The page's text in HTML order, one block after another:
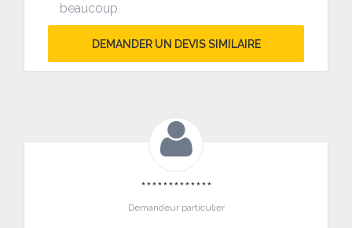
beaucoup.
DEMANDER UN DEVIS SIMILAIRE
*************
Demandeur particulier